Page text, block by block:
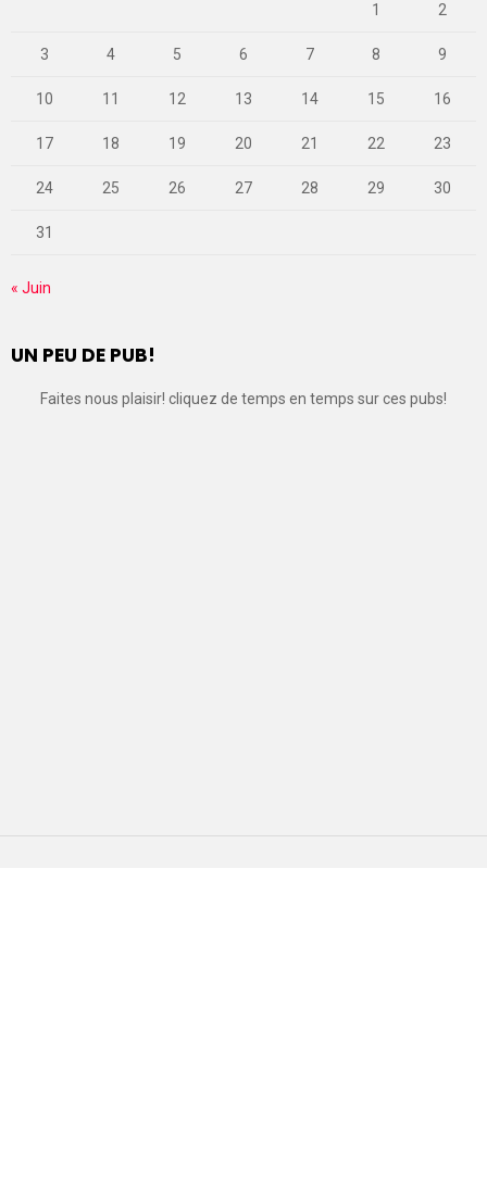
1 2
3 4 5 6 7 8 9
10 11 12 13 14 15 16
17 18 19 20 21 22 23
24 25 26 27 28 29 30
31
« Juin
UN PEU DE PUB!
Faites nous plaisir! cliquez de temps en temps sur ces pubs!